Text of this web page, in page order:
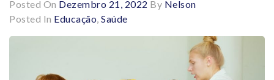
Posted On Dezembro 21, 2022 By Nelson
Posted In Educação, Saúde